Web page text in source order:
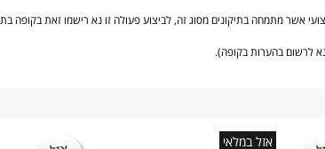
ע"י תופר מקצועי אשר מתמחה בתיקונים מסוג זה, לביצוע פעולה זו נא רישמו זאת
לרשום בהערות בקופה).
אזל במלאי